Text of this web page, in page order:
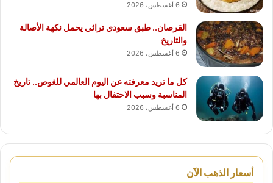
6 أغسطس، 2026
القرصان.. طبق سعودي تراثي يحمل نكهة الأصالة
والتاريخ
6 أغسطس، 2026
كل ما تريد معرفته عن اليوم العالمي للغوص.. تاريخ
المناسبة وسبب الاحتفال بها
6 أغسطس، 2026
أسعار الذهب الآن